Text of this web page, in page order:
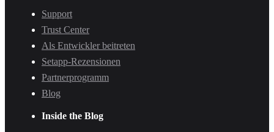
Support
Trust Center
Als Entwickler beitreten
Setapp-Rezensionen
Partnerprogramm
Blog
Inside the Blog